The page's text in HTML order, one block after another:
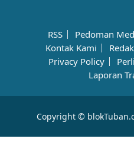
RSS Pedoman
Kontak Kami
Privacy Policy
Laporan
Copyright ©